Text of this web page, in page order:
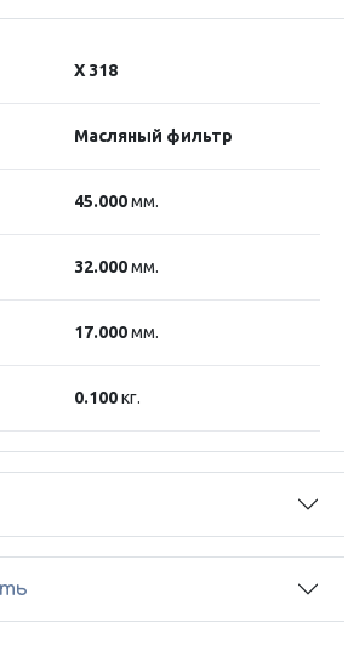
X 318
Масляный фильтр
45.000мм.
32.000мм.
17.000мм.
0.100кг.